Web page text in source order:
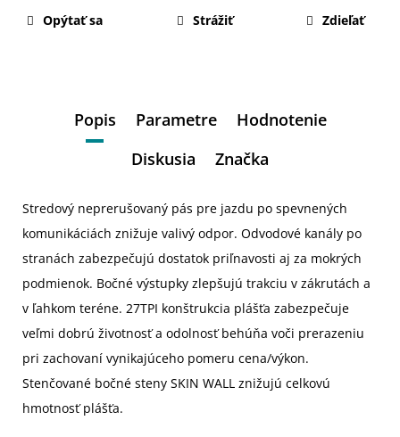
Opýtať sa Strážiť Zdieľať
Popis Parametre
Hodnotenie
Diskusia
Značka
Stredový neprerušovaný pás pre jazdu po spevnených
komunikáciách znižuje valivý odpor. Odvodové kanály po
stranách zabezpečujú dostatok priľnavosti aj za mokrých
podmienok. Bočné výstupky zlepšujú trakciu v zákrutách a
v ľahkom teréne. 27TPI konštrukcia plášťa zabezpečuje
veľmi dobrú životnosť a odolnosť behúňa voči prerazeniu
pri zachovaní vynikajúceho pomeru cena/výkon.
Stenčované bočné steny SKIN WALL znižujú celkovú
hmotnosť plášťa.